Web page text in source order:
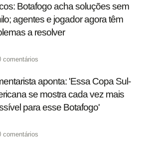
Botafogo acha soluções sem
agentes e jogador agora têm
a resolver
comentários
aponta: 'Essa Copa Sul-
se mostra cada vez mais
para esse Botafogo'
comentários